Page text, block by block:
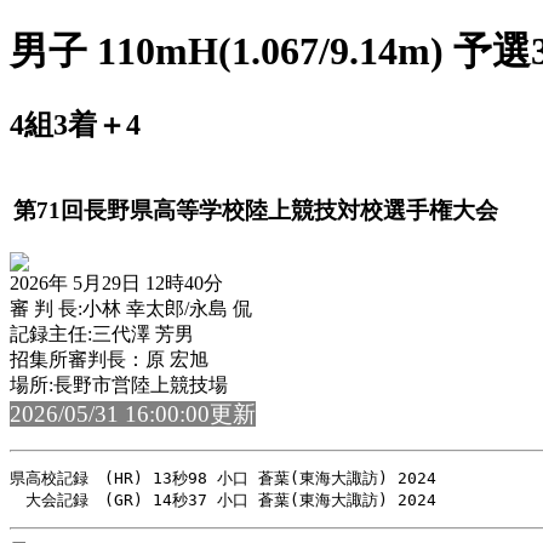
男子 110mH(1.067/9.14m) 予選
4組3着＋4
第71回長野県高等学校陸上競技対校選手権大会
2026年 5月29日 12時40分
審 判 長:小林 幸太郎/永島 侃
記録主任:三代澤 芳男
招集所審判長：原 宏旭
場所:長野市営陸上競技場
2026/05/31 16:00:00更新
県高校記録　(HR) 13秒98 小口 蒼葉(東海大諏訪) 2024